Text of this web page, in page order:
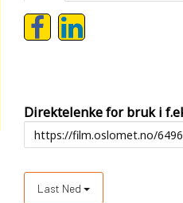
Direktelenke for bruk i
Last Ned